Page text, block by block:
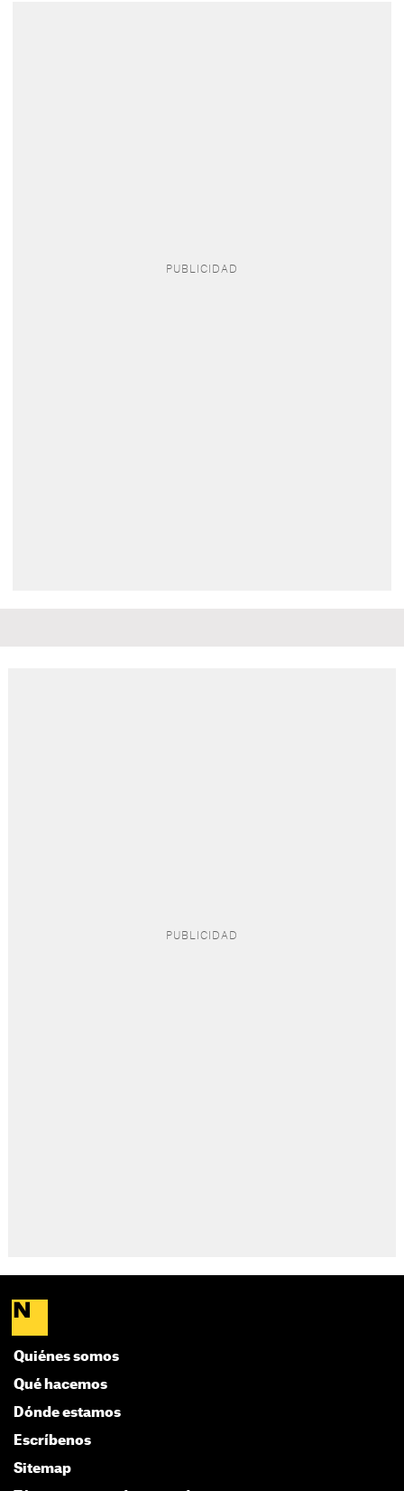
Quiénes somos
Qué hacemos
Dónde estamos
Escríbenos
Sitemap